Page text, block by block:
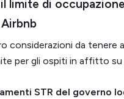
limite di
considerazioni da tenere
per gli ospiti in affitto su
STR del governo